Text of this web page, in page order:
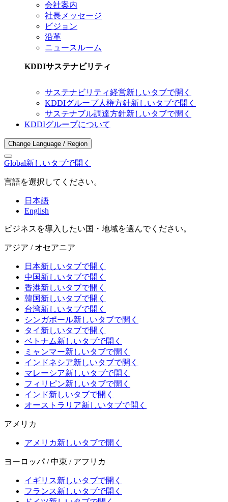
会社案内
社長メッセージ
ビジョン
沿革
ニュースルーム
KDDIサステナビリティ
サステナビリティ経営新しいタブで開く
KDDIグループ人権方針新しいタブで開く
サステナブル調達方針新しいタブで開く
KDDIグループについて
Change Language / Region
Global新しいタブで開く
言語を選択してください。
日本語
English
ビジネスを導入したい国・地域を選んでください。
アジア / オセアニア
日本新しいタブで開く
中国新しいタブで開く
香港新しいタブで開く
韓国新しいタブで開く
台湾新しいタブで開く
シンガポール新しいタブで開く
タイ 新しいタブで開く
ベトナム新しいタブで開く
ミャンマー新しいタブで開く
インドネシア新しいタブで開く
マレーシア新しいタブで開く
フィリピン新しいタブで開く
インド新しいタブで開く
オーストラリア新しいタブで開く
アメリカ
アメリカ新しいタブで開く
ヨーロッパ / 中東 / アフリカ
イギリス新しいタブで開く
フランス新しいタブで開く